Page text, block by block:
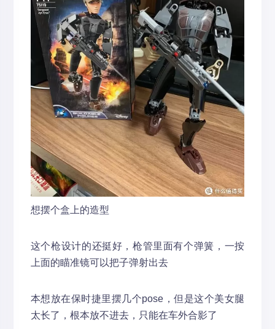
想摆个盒上的造型
这个枪设计的还挺好，枪管里面有个弹簧，一按
上面的瞄准镜可以把子弹射出去
本想放在保时捷里摆几个pose，但是这个美女腿
太长了，根本放不进去，只能在车外合影了